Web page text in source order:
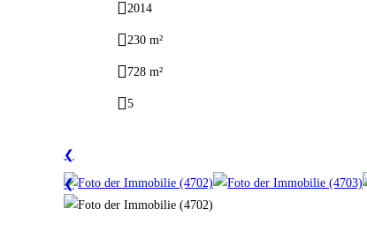
2014
230 m²
728 m²
5
❮
❮